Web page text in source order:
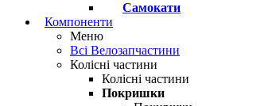
Самокати
Компоненти
Меню
Всі Велозапчастини
Колісні частини
Колісні частини
Покришки